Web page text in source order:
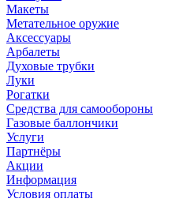
Макеты
Метательное оружие
Аксессуары
Арбалеты
Духовые трубки
Луки
Рогатки
Средства для самообороны
Газовые баллончики
Услуги
Партнёры
Акции
Информация
Условия оплаты